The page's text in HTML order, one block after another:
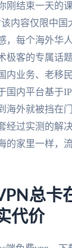
刚结束一天的
内容仅限中国
，每个海外华
极客的专属话
内业务、老移
国内平台基于
海外就被挡在
经过实测的解
的家里一样，
总卡
代价